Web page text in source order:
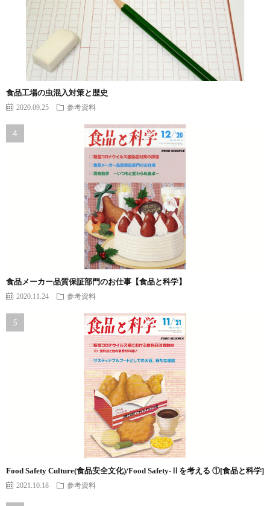
食品工場の虫混入対策と歴史
2020.09.25 参考資料
食品メーカー品質保証部門のお仕事【食品と科学】
2020.11.24 参考資料
Food Safety Culture(食品安全文化)/Food Safety-Ⅱを考える ①[食品と科学]
2021.10.18 参考資料